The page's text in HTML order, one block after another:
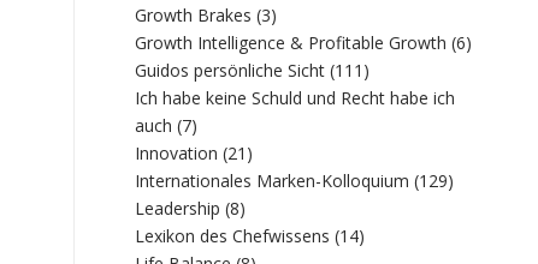
Growth Brakes (3)
Growth Intelligence & Profitable Growth (6)
Guidos persönliche Sicht (111)
Ich habe keine Schuld und Recht habe ich
auch (7)
Innovation (21)
Internationales Marken-Kolloquium (129)
Leadership (8)
Lexikon des Chefwissens (14)